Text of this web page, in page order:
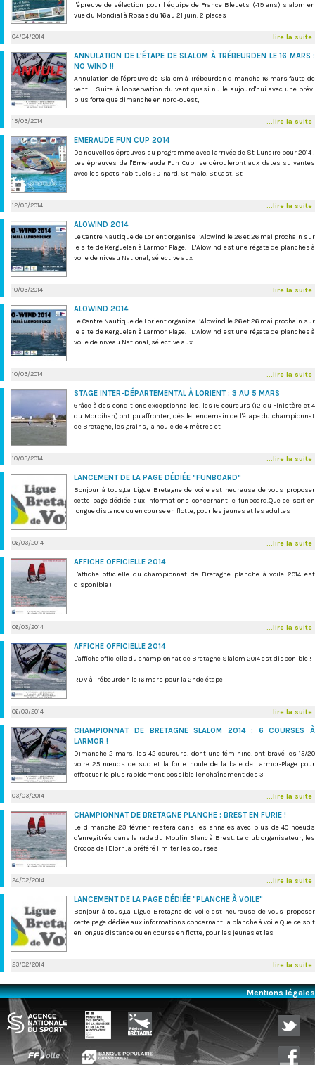
l'épreuve de sélection pour l équipe de France Bleuets (-19 ans) slalom en
vue du Mondial à Rosas du 16 au 21 juin. 2 places
04/04/2014 ...lire la suite
ANNULATION DE L'ÉTAPE DE SLALOM À TRÉBEURDEN LE 16 MARS :
NO WIND !!
Annulation de l'épreuve de Slalom à Trébeurden dimanche 16 mars faute de
vent. Suite à l'observation du vent quasi nulle aujourd'hui avec une prévi
plus forte que dimanche en nord-ouest,
15/03/2014 ...lire la suite
EMERAUDE FUN CUP 2014
De nouvelles épreuves au programme avec l'arrivée de St Lunaire pour 2014 !
Les épreuves de l'Emeraude Fun Cup se dérouleront aux dates suivantes
avec les spots habituels : Dinard, St malo, St Cast, St
12/03/2014 ...lire la suite
ALOWIND 2014
Le Centre Nautique de Lorient organise l’Alowind le 26 et 26 mai prochain sur
le site de Kerguelen à Larmor Plage. L’Alowind est une régate de planches à
voile de niveau National, sélective aux
10/03/2014 ...lire la suite
ALOWIND 2014
Le Centre Nautique de Lorient organise l’Alowind le 26 et 26 mai prochain sur
le site de Kerguelen à Larmor Plage. L’Alowind est une régate de planches à
voile de niveau National, sélective aux
10/03/2014 ...lire la suite
STAGE INTER-DÉPARTEMENTAL À LORIENT : 3 AU 5 MARS
Grâce à des conditions exceptionnelles, les 16 coureurs (12 du Finistère et 4
du Morbihan) ont pu affronter, dès le lendemain de l'étape du championnat
de Bretagne, les grains, la houle de 4 mètres et
10/03/2014 ...lire la suite
LANCEMENT DE LA PAGE DÉDIÉE "FUNBOARD"
Bonjour à tous,La Ligue Bretagne de voile est heureuse de vous proposer
cette page dédiée aux informations concernant le funboard.Que ce soit en
longue distance ou en course en flotte, pour les jeunes et les adultes
06/03/2014 ...lire la suite
AFFICHE OFFICIELLE 2014
L'affiche officielle du championnat de Bretagne planche à voile 2014 est
disponible !
06/03/2014 ...lire la suite
AFFICHE OFFICIELLE 2014
L'affiche officielle du championnat de Bretagne Slalom 2014 est disponible !
RDV à Trébeurden le 16 mars pour la 2nde étape
06/03/2014 ...lire la suite
CHAMPIONNAT DE BRETAGNE SLALOM 2014 : 6 COURSES À
LARMOR !
Dimanche 2 mars, les 42 coureurs, dont une féminine, ont bravé les 15/20
voire 25 nœuds de sud et la forte houle de la baie de Larmor-Plage pour
effectuer le plus rapidement possible l'enchaînement des 3
03/03/2014 ...lire la suite
CHAMPIONNAT DE BRETAGNE PLANCHE : BREST EN FURIE !
Le dimanche 23 février restera dans les annales avec plus de 40 noeuds
d'enregitrés dans la rade du Moulin Blanc à Brest. Le club organisateur, les
Crocos de l'Elorn, a préféré limiter les courses
24/02/2014 ...lire la suite
LANCEMENT DE LA PAGE DÉDIÉE "PLANCHE À VOILE"
Bonjour à tous,La Ligue Bretagne de voile est heureuse de vous proposer
cette page dédiée aux informations concernant la planche à voile.Que ce soit
en longue distance ou en course en flotte, pour les jeunes et les
23/02/2014 ...lire la suite
Mentions légales